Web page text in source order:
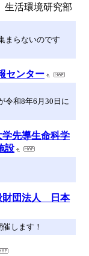
活環境研究部
まらないのです
センター
令和8年6月30日に
先導生命科学
設
財団法人 日本
します！